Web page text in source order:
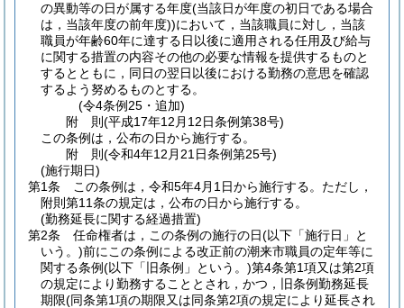
の異動等の日が属する年度(当該日が年度の初日である場合
は，当該年度の前年度))において，当該職員に対し，当該
職員が年齢60年に達する日以後に適用される任用及び給与
に関する措置の内容その他の必要な情報を提供するものと
するとともに，同日の翌日以後における勤務の意思を確認
するよう努めるものとする。
(令4条例25・追加)
附 則(平成17年12月12日条例第38号)
この条例は，公布の日から施行する。
附 則(令和4年12月21日条例第25号)
(施行期日)
第1条
この条例は，令和5年4月1日から施行する。 ただし，
附則第11条の規定は，公布の日から施行する。
(勤務延長に関する経過措置)
第2条
任命権者は，この条例の施行の日(以下「施行日」と
いう。)前にこの条例による改正前の潮来市職員の定年等に
関する条例(以下「旧条例」という。)第4条第1項又は第2項
の規定により勤務することとされ，かつ，旧条例勤務延長
期限(同条第1項の期限又は同条第2項の規定により延長され